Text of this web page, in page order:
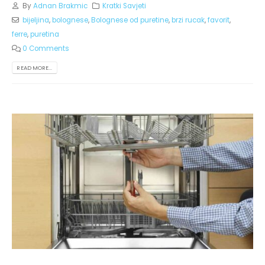
ByAdnan Brakmic
Kratki Savjeti
bijeljina,bolognese,Bolognese od puretine,brzi rucak,favorit,
ferre,puretina
0 Comments
READ MORE...